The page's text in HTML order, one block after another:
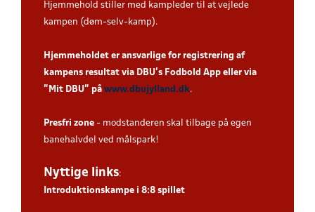
Hjemmehold stiller med kampleder til at vejlede
kampen (døm-selv-kamp).
Hjemmeholdet er ansvarlige for registrering af
kampens resultat via DBU’s Fodbold App eller via
”Mit DBU” på www.dbujylland.dk.
Presfri zone - modstanderen skal tilbage på egen
banehalvdel ved målspark!
Nyttige links:
Introduktionskampe i 8:8 spillet